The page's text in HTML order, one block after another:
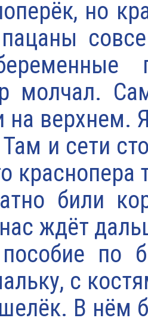
но
молчал.
верхнем.
и сети
били
ждёт
по
с
В нём